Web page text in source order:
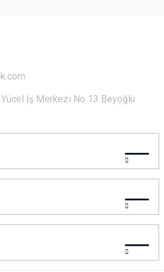
İş Merkezi No 13 Beyoğlu